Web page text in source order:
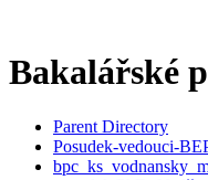
Bakalářské
Parent Directory
Posudek-vedouci-